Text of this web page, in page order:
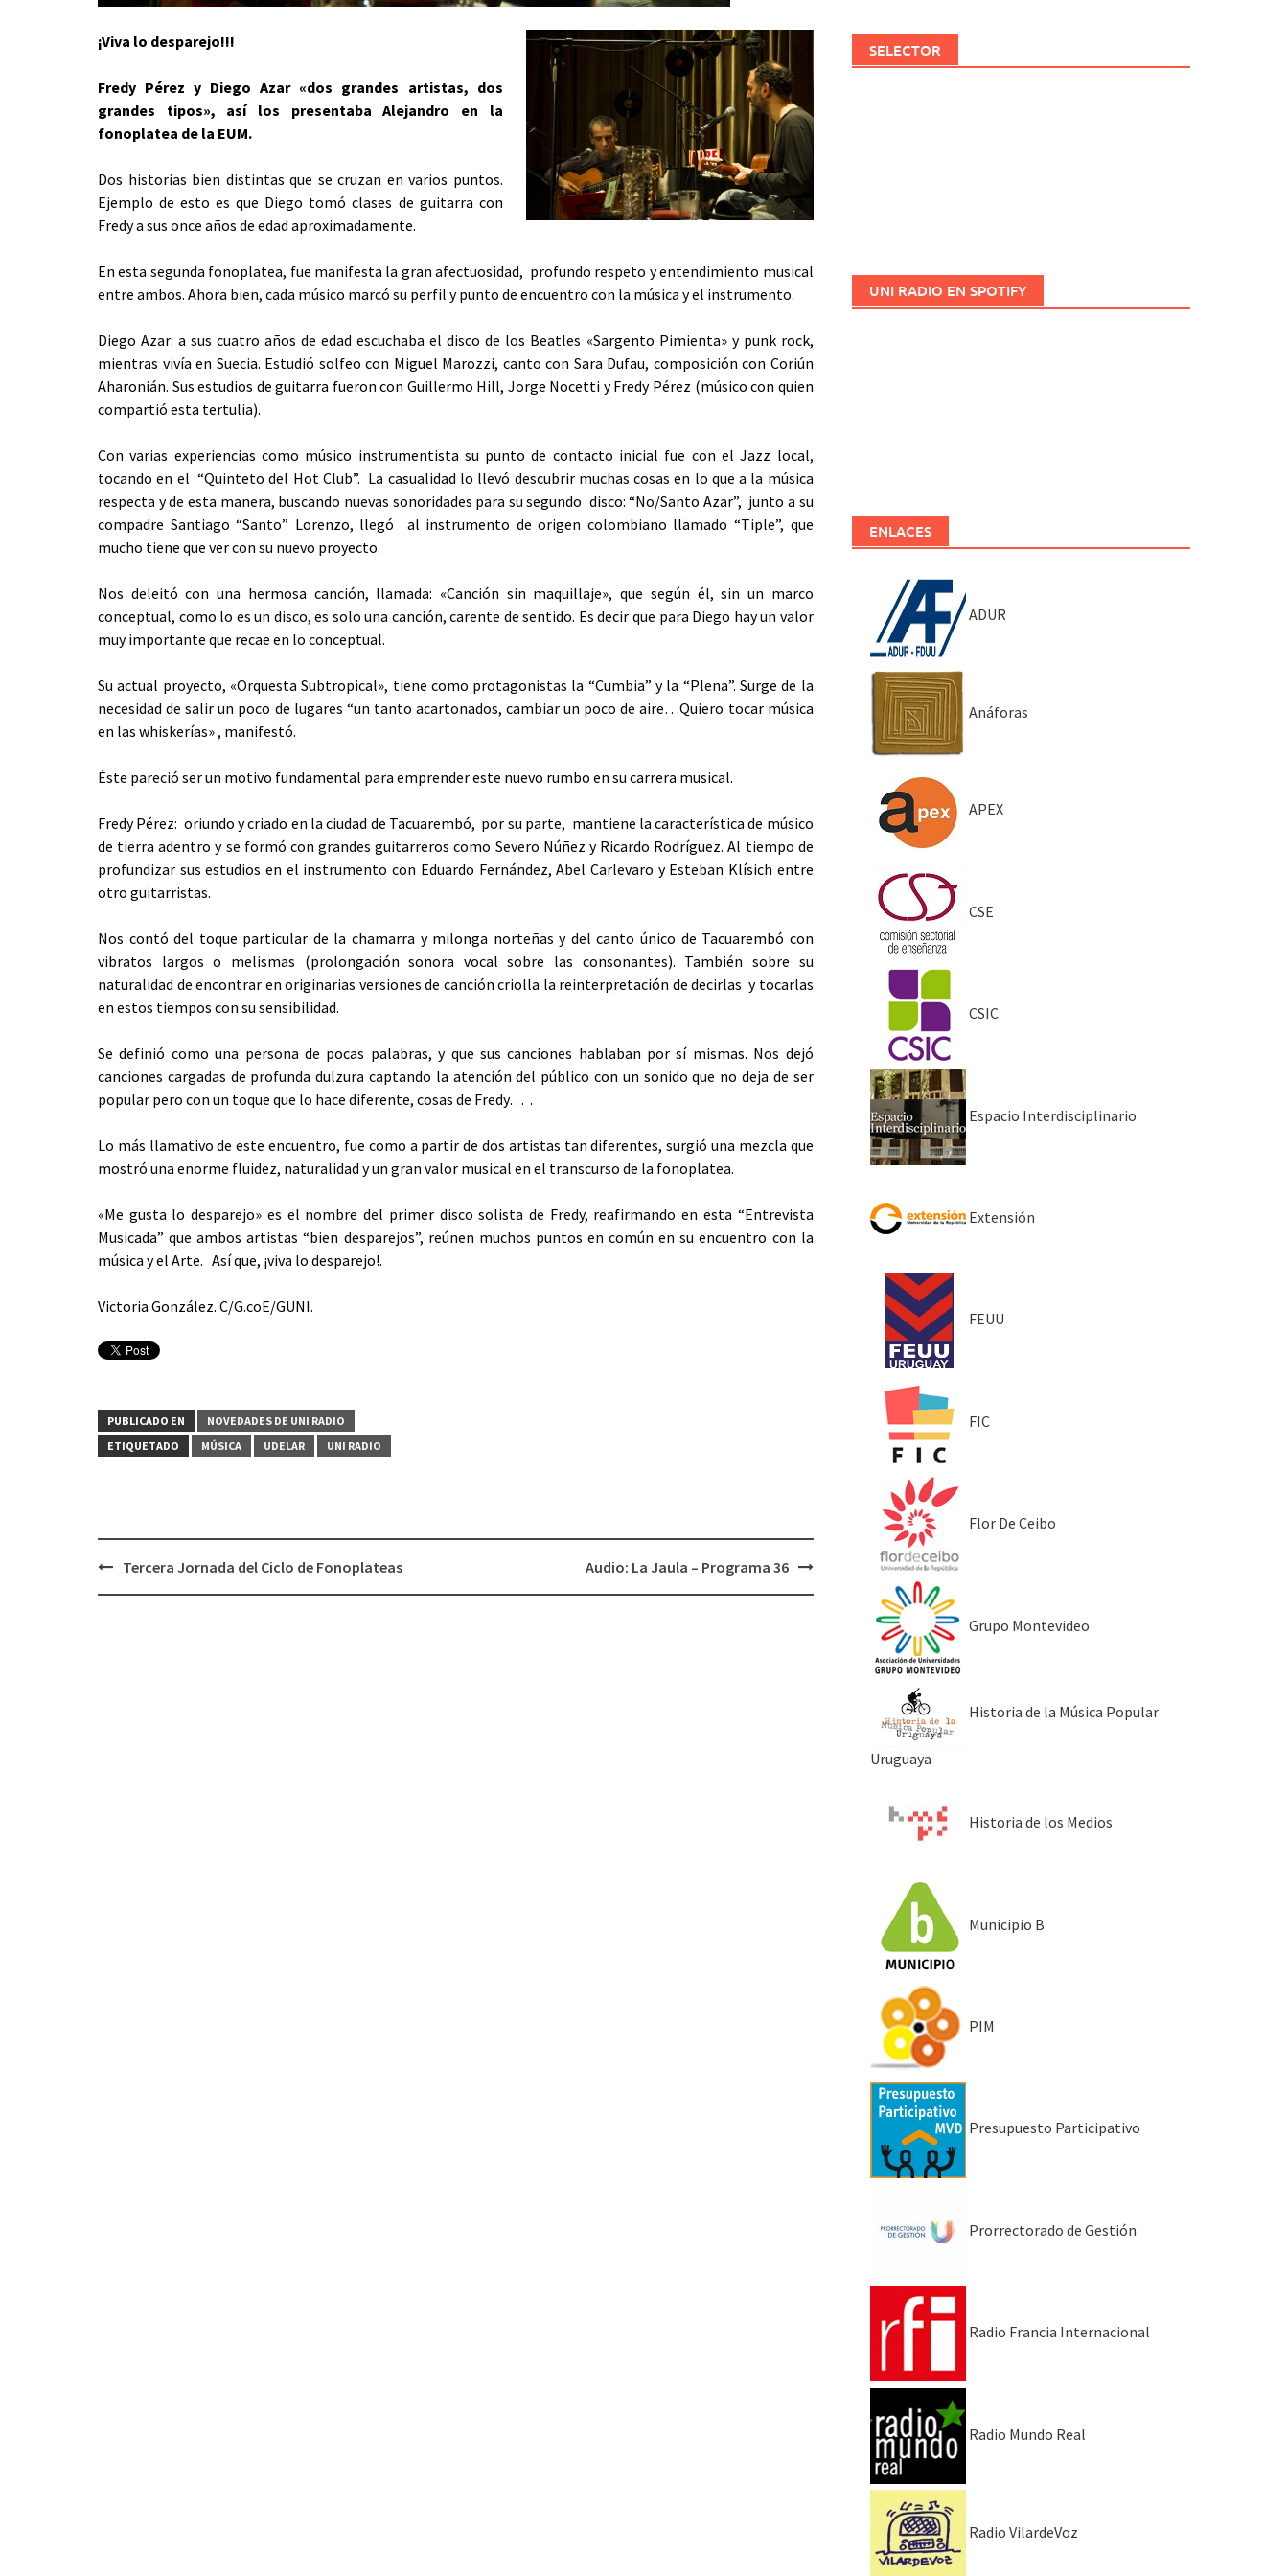
¡Viva lo desparejo!!!
Fredy Pérez y Diego Azar «dos grandes artistas, dos
grandes tipos», así los presentaba Alejandro en la
fonoplatea de la EUM.
Dos historias bien distintas que se cruzan en varios puntos.
Ejemplo de esto es que Diego tomó clases de guitarra con
Fredy a sus once años de edad aproximadamente.
En esta segunda fonoplatea, fue manifesta la gran afectuosidad, profundo respeto y entendimiento musical
entre ambos. Ahora bien, cada músico marcó su perfil y punto de encuentro con la música y el instrumento.
Diego Azar: a sus cuatro años de edad escuchaba el disco de los Beatles «Sargento Pimienta» y punk rock,
mientras vivía en Suecia. Estudió solfeo con Miguel Marozzi, canto con Sara Dufau, composición con Coriún
Aharonián. Sus estudios de guitarra fueron con Guillermo Hill, Jorge Nocetti y Fredy Pérez (músico con quien
compartió esta tertulia).
Con varias experiencias como músico instrumentista su punto de contacto inicial fue con el Jazz local,
tocando en el “Quinteto del Hot Club”. La casualidad lo llevó descubrir muchas cosas en lo que a la música
respecta y de esta manera, buscando nuevas sonoridades para su segundo disco: “No/Santo Azar”, junto a su
compadre Santiago “Santo” Lorenzo, llegó al instrumento de origen colombiano llamado “Tiple”, que
mucho tiene que ver con su nuevo proyecto.
Nos deleitó con una hermosa canción, llamada: «Canción sin maquillaje», que según él, sin un marco
conceptual, como lo es un disco, es solo una canción, carente de sentido. Es decir que para Diego hay un valor
muy importante que recae en lo conceptual.
Su actual proyecto, «Orquesta Subtropical», tiene como protagonistas la “Cumbia” y la “Plena”. Surge de la
necesidad de salir un poco de lugares “un tanto acartonados, cambiar un poco de aire…Quiero tocar música
en las whiskerías» , manifestó.
Éste pareció ser un motivo fundamental para emprender este nuevo rumbo en su carrera musical.
Fredy Pérez: oriundo y criado en la ciudad de Tacuarembó, por su parte, mantiene la característica de músico
de tierra adentro y se formó con grandes guitarreros como Severo Núñez y Ricardo Rodríguez. Al tiempo de
profundizar sus estudios en el instrumento con Eduardo Fernández, Abel Carlevaro y Esteban Klísich entre
otro guitarristas.
Nos contó del toque particular de la chamarra y milonga norteñas y del canto único de Tacuarembó con
vibratos largos o melismas (prolongación sonora vocal sobre las consonantes). También sobre su
naturalidad de encontrar en originarias versiones de canción criolla la reinterpretación de decirlas y tocarlas
en estos tiempos con su sensibilidad.
Se definió como una persona de pocas palabras, y que sus canciones hablaban por sí mismas. Nos dejó
canciones cargadas de profunda dulzura captando la atención del público con un sonido que no deja de ser
popular pero con un toque que lo hace diferente, cosas de Fredy… .
Lo más llamativo de este encuentro, fue como a partir de dos artistas tan diferentes, surgió una mezcla que
mostró una enorme fluidez, naturalidad y un gran valor musical en el transcurso de la fonoplatea.
«Me gusta lo desparejo» es el nombre del primer disco solista de Fredy, reafirmando en esta “Entrevista
Musicada” que ambos artistas “bien desparejos”, reúnen muchos puntos en común en su encuentro con la
música y el Arte. Así que, ¡viva lo desparejo!.
Victoria González. C/G.coE/GUNI.
PUBLICADO EN
NOVEDADES DE UNI RADIO
ETIQUETADO
MÚSICA UDELAR UNI RADIO
Tercera Jornada del Ciclo de Fonoplateas Audio: La Jaula – Programa 36
SELECTOR
UNI RADIO EN SPOTIFY
ENLACES
ADUR
Anáforas
APEX
CSE
CSIC
Espacio Interdisciplinario
Extensión
FEUU
FIC
Flor De Ceibo
Grupo Montevideo
Historia de la Música Popular
Uruguaya
Historia de los Medios
Municipio B
PIM
Presupuesto Participativo
Prorrectorado de Gestión
Radio Francia Internacional
Radio Mundo Real
Radio VilardeVoz